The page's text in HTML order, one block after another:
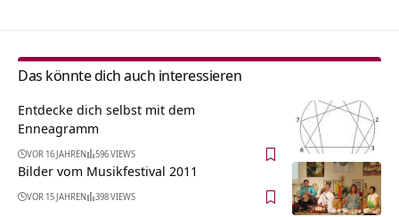
Das könnte dich auch interessieren
Entdecke dich selbst mit dem
Enneagramm
VOR 16 JAHREN 596 VIEWS
Bilder vom Musikfestival 2011
VOR 15 JAHREN 398 VIEWS